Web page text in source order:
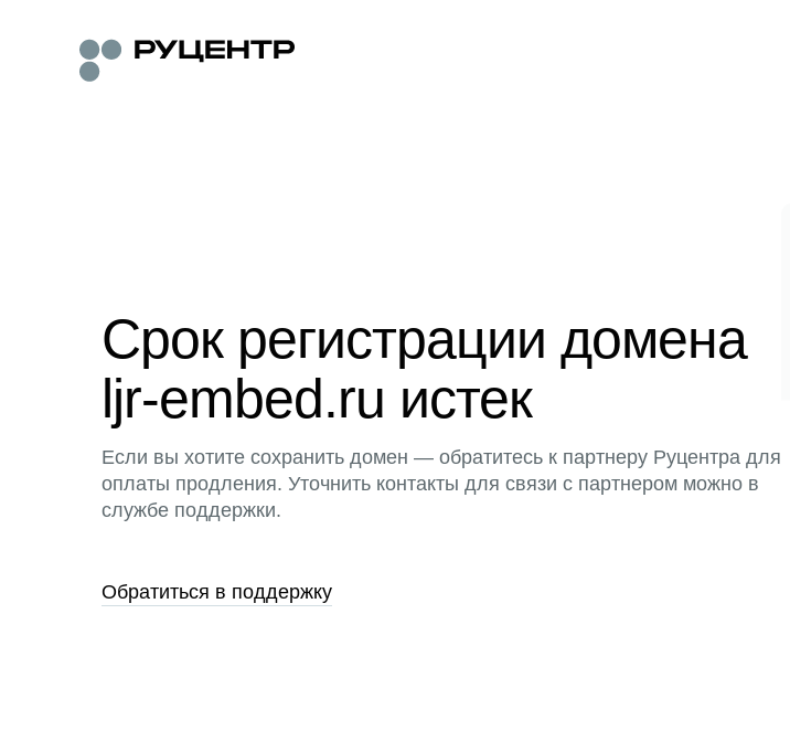
Срок регистрации домена
ljr-embed.ru истек
Если вы хотите сохранить домен — обратитесь к партнеру Руцентра для
оплаты продления. Уточнить контакты для связи с партнером можно в
службе поддержки.
Обратиться в поддержку